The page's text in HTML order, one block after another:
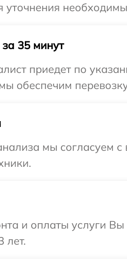
уточнения
35 минут
приедет по
обеспечим
мы согласуем
и оплаты услуги
лет.